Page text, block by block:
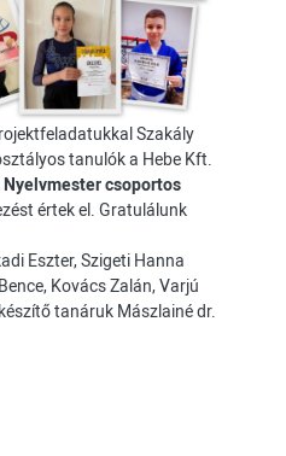
Szakály
tanulók a Hebe Kft.
Nyelvmester csoportos
értek el. Gratulálunk
Eszter, Szigeti Hanna
Kovács Zalán, Varjú
tanáruk Mászlainé dr.